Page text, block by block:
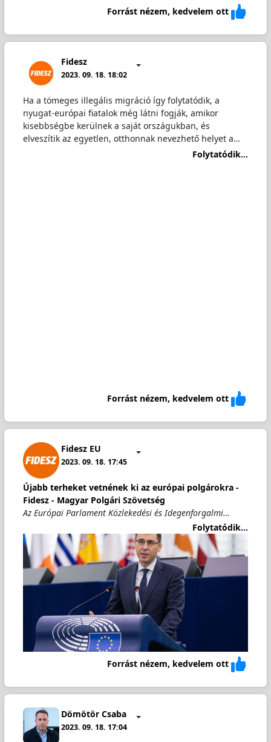
Forrást nézem, kedvelem ott
Fidesz
2023. 09. 18. 18:02
Ha a tömeges illegális migráció így folytatódik, a
nyugat-európai fiatalok még látni fogják, amikor
kisebbségbe kerülnek a saját országukban, és
elveszítik az egyetlen, otthonnak nevezhető helyet a…
Folytatódik...
Forrást nézem, kedvelem ott
Fidesz EU
2023. 09. 18. 17:45
Újabb terheket vetnének ki az európai polgárokra -
Fidesz - Magyar Polgári Szövetség
Az Európai Parlament Közlekedési és Idegenforgalmi…
Folytatódik...
Forrást nézem, kedvelem ott
Dömötör Csaba
2023. 09. 18. 17:04